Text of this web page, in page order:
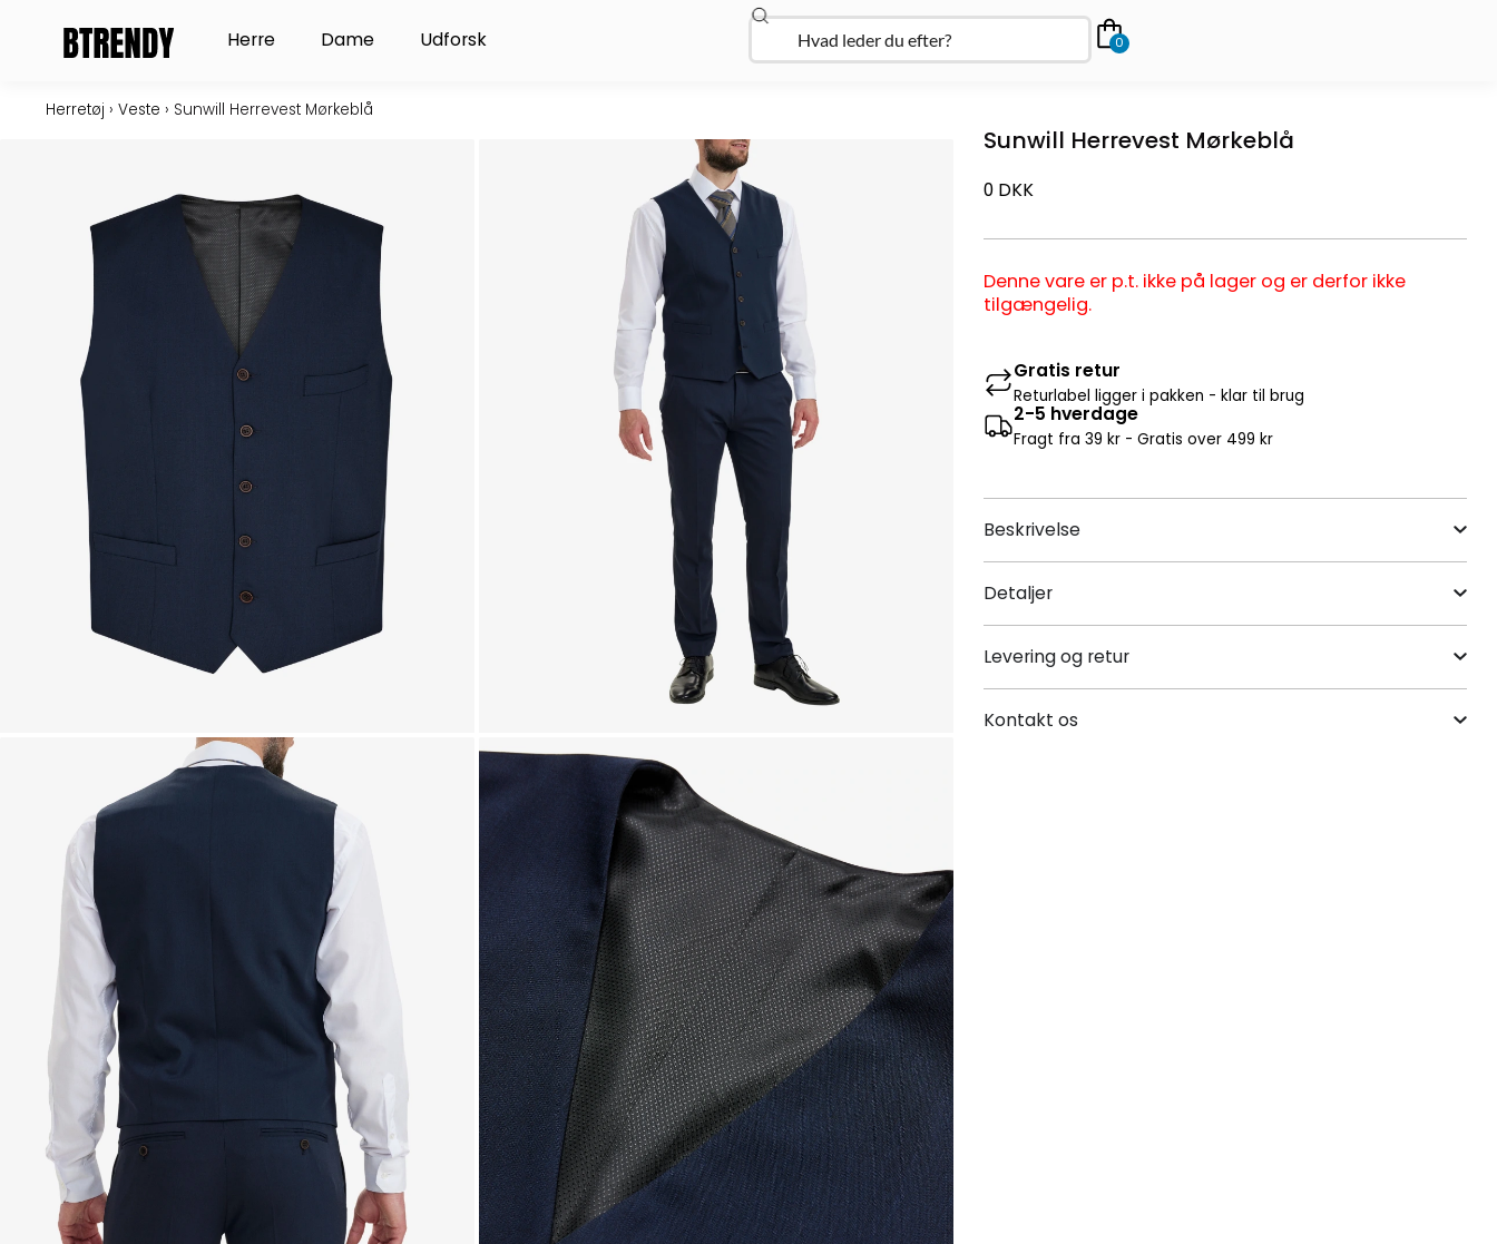
Herre Open Herre
Dame Open Dame
Udforsk Søg 0
Herretøj › Veste › Sunwill Herrevest Mørkeblå
Sunwill Herrevest Mørkeblå
0 DKK
Denne vare er p.t. ikke på lager og er derfor ikke
tilgængelig.
Gratis retur
Returlabel ligger i pakken - klar til brug
2-5 hverdage
Fragt fra 39 kr - Gratis over 499 kr
Beskrivelse
Detaljer
Levering og retur
Kontakt os